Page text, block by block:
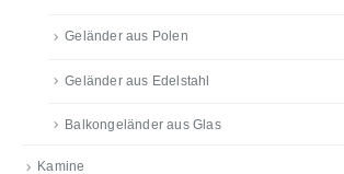
Geländer aus Polen
Geländer aus Edelstahl
Balkongeländer aus Glas
Kamine